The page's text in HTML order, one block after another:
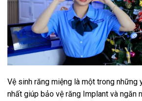
Vệ sinh răng miệng là một trong những
nhất giúp bảo vệ răng Implant và ngăn